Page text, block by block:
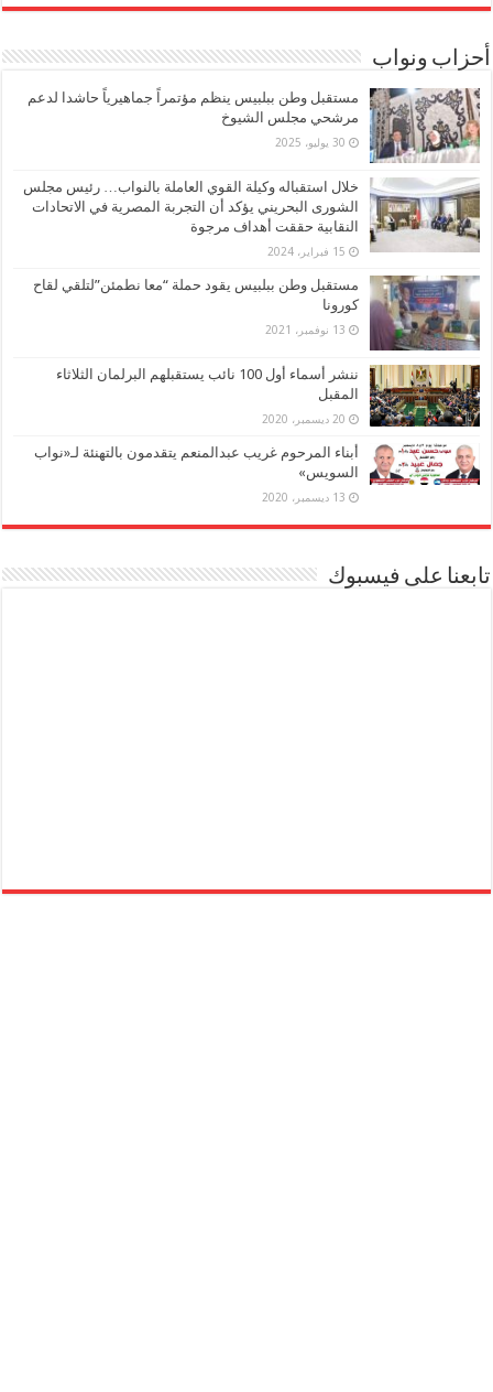
أحزاب ونواب
مستقبل وطن ببلبيس ينظم مؤتمراً جماهيرياً حاشدا لدعم
مرشحي مجلس الشيوخ
30 يوليو، 2025
خلال استقباله وكيلة القوي العاملة بالنواب… رئيس مجلس
الشورى البحريني يؤكد أن التجربة المصرية في الاتحادات
النقابية حققت أهداف مرجوة
15 فبراير، 2024
مستقبل وطن ببلبيس يقود حملة “معا نطمئن”لتلقي لقاح
كورونا
13 نوفمبر، 2021
ننشر أسماء أول 100 نائب يستقبلهم البرلمان الثلاثاء
المقبل
20 ديسمبر، 2020
أبناء المرحوم غريب عبدالمنعم يتقدمون بالتهنئة لـ«نواب
السويس»
13 ديسمبر، 2020
تابعنا على فيسبوك